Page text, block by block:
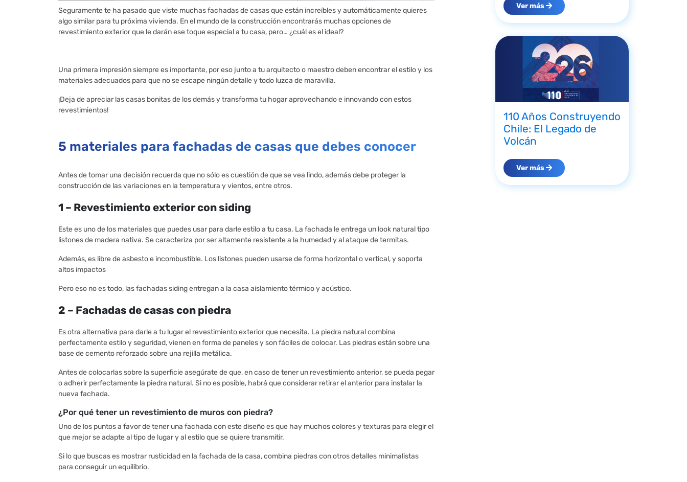
Seguramente te ha pasado que viste muchas fachadas de casas que están increíbles y automáticamente quieres
algo similar para tu próxima vivienda. En el mundo de la construcción encontrarás muchas opciones de
revestimiento exterior que le darán ese toque especial a tu casa, pero… ¿cuál es el ideal?
Una primera impresión siempre es importante, por eso junto a tu arquitecto o maestro deben encontrar el estilo y los
materiales adecuados para que no se escape ningún detalle y todo luzca de maravilla.
¡Deja de apreciar las casas bonitas de los demás y transforma tu hogar aprovechando e innovando con estos
revestimientos!
5 materiales para fachadas de casas que debes conocer
Antes de tomar una decisión recuerda que no sólo es cuestión de que se vea lindo, además debe proteger la
construcción de las variaciones en la temperatura y vientos, entre otros.
1 – Revestimiento exterior con siding
Este es uno de los materiales que puedes usar para darle estilo a tu casa. La fachada le entrega un look natural tipo
listones de madera nativa. Se caracteriza por ser altamente resistente a la humedad y al ataque de termitas.
Además, es libre de asbesto e incombustible. Los listones pueden usarse de forma horizontal o vertical, y soporta
altos impactos
Pero eso no es todo, las fachadas siding entregan a la casa aislamiento térmico y acústico.
2 – Fachadas de casas con piedra
Es otra alternativa para darle a tu lugar el revestimiento exterior que necesita. La piedra natural combina
perfectamente estilo y seguridad, vienen en forma de paneles y son fáciles de colocar. Las piedras están sobre una
base de cemento reforzado sobre una rejilla metálica.
Antes de colocarlas sobre la superficie asegúrate de que, en caso de tener un revestimiento anterior, se pueda pegar
o adherir perfectamente la piedra natural. Si no es posible, habrá que considerar retirar el anterior para instalar la
nueva fachada.
¿Por qué tener un revestimiento de muros con piedra?
Uno de los puntos a favor de tener una fachada con este diseño es que hay muchos colores y texturas para elegir el
que mejor se adapte al tipo de lugar y al estilo que se quiere transmitir.
Si lo que buscas es mostrar rusticidad en la fachada de la casa, combina piedras con otros detalles minimalistas
para conseguir un equilibrio.
Ver más
110 Años Construyendo
Chile: El Legado de
Volcán
Ver más